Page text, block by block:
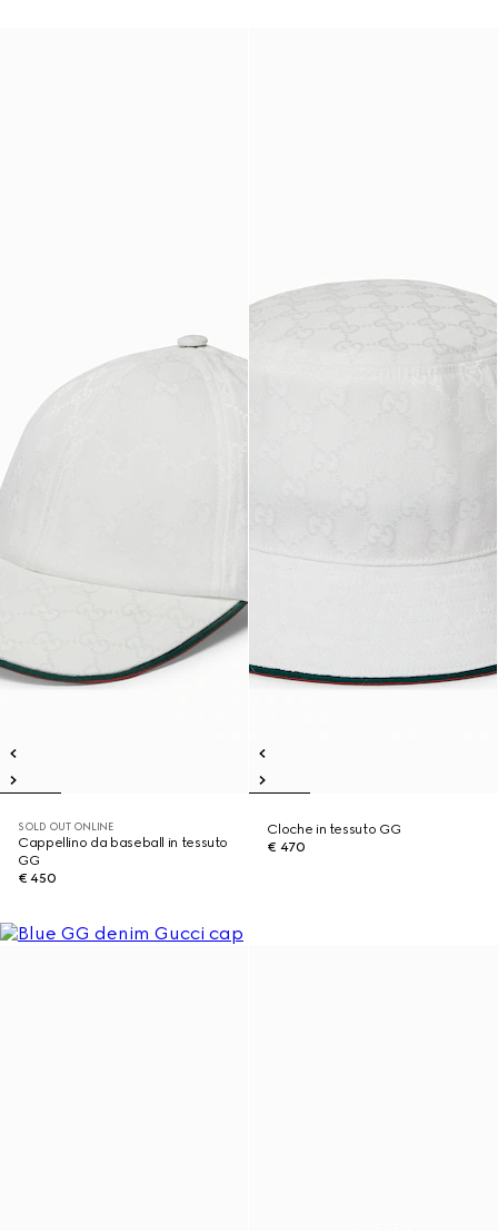
SOLD OUT ONLINE
Cappellino da baseball in tessuto
GG
€ 450
Cloche in tessuto GG
€ 470